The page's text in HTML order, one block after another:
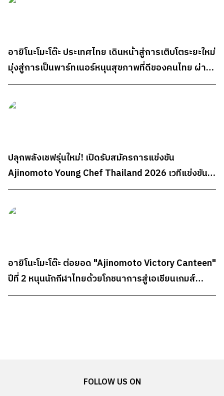
อายิโนะโมะโต๊ะ ประเทศไทย เดินหน้าสู่การเติบโตระยะใหม่
มุ่งสู่การเป็นพาร์ทเนอร์หนุนสุขภาพที่ดีของคนไทย ผ่าน
“AminoScience”
ปลุกพลังเชฟรุ่นใหม่! เปิดรับสมัครการแข่งขัน
Ajinomoto Young Chef Thailand 2026 เวทีแข่งขัน
ทำอาหารระดับประเทศสำหรับนักศึกษา ชิงรางวัลรวม
กว่า 300,000 บาท
อายิโนะโมะโต๊ะ ต่อยอด "Ajinomoto Victory Canteen"
ปีที่ 2 หนุนนักกีฬาไทยด้วยโภชนาการสู่เอเชียนเกมส์
2026
FOLLOW US ON